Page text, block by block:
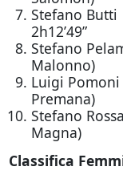
Stefano Butti
2h12’49”
Stefano
Luigi Pomoni
Stefano
Classifica